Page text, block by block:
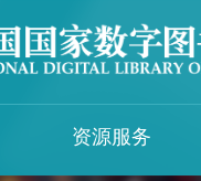
资源服务